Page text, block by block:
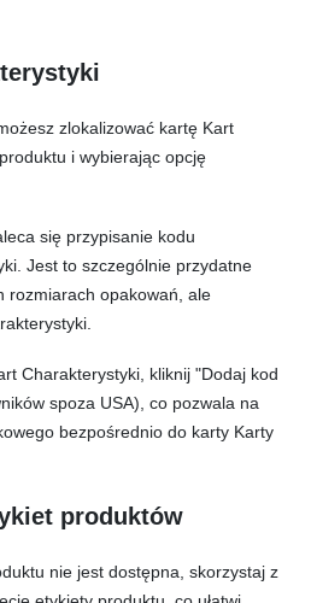
zlokalizować kartę Kart
i wybierając opcję
się przypisanie kodu
Jest to szczególnie przydatne
rozmiarach opakowań, ale
Charakterystyki, kliknij "Dodaj kod
spoza USA), co pozwala na
bezpośrednio do karty Karty
produktów
nie jest dostępna, skorzystaj z